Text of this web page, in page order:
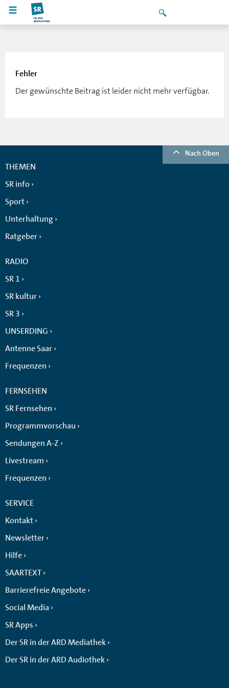
Fehler
Der gewünschte Beitrag ist leider nicht mehr verfügbar.
Nach Oben
THEMEN
SR info
Sport
Unterhaltung
Ratgeber
RADIO
SR 1
SR kultur
SR 3
UNSERDING
Antenne Saar
Frequenzen
FERNSEHEN
SR Fernsehen
Programmvorschau
Sendungen A-Z
Livestream
Frequenzen
SERVICE
Kontakt
Newsletter
Hilfe
SAARTEXT
Barrierefreie Angebote
Social Media
SR Apps
Der SR in der ARD Mediathek
Der SR in der ARD Audiothek